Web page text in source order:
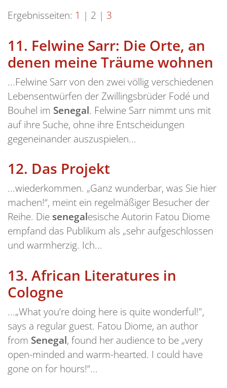
Ergebnisseiten: 1 | 2 | 3
11. Felwine Sarr: Die Orte, an
denen meine Träume wohnen
...Felwine Sarr von den zwei völlig verschiedenen
Lebensentwürfen der Zwillingsbrüder Fodé und
Bouhel im Senegal. Felwine Sarr nimmt uns mit
auf ihre Suche, ohne ihre Entscheidungen
gegeneinander auszuspielen...
12. Das Projekt
...wiederkommen. „Ganz wunderbar, was Sie hier
machen!“, meint ein regelmäßiger Besucher der
Reihe. Die senegalesische Autorin Fatou Diome
empfand das Publikum als „sehr aufgeschlossen
und warmherzig. Ich...
13. African Literatures in
Cologne
...„What you’re doing here is quite wonderful!",
says a regular guest. Fatou Diome, an author
from Senegal, found her audience to be „very
open-minded and warm-hearted. I could have
gone on for hours!“...